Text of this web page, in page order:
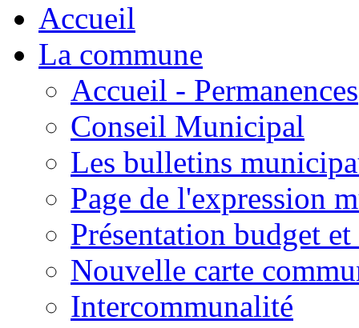
Accueil
La commune
Accueil - Permanences
Conseil Municipal
Les bulletins
Page de l'expression
Présentation budget
Nouvelle carte
Intercommunalité